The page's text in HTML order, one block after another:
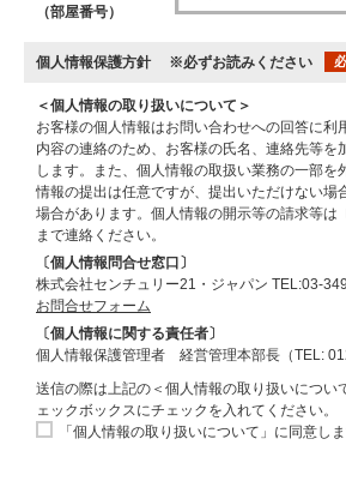
（部屋番号）
個人情報保護方針 ※必ずお読みください
＜個人情報の取り扱いについて＞
お客様の個人情報はお問い合わせへの回答に利
内容の連絡のため、お客様の氏名、連絡先等を
します。また、個人情報の取扱い業務の一部を
情報の提出は任意ですが、提出いただけない場
場合があります。個人情報の開示等の請求等は
まで連絡ください。
〔個人情報問合せ窓口〕
株式会社センチュリー21・ジャパン TEL:03-
お問合せフォーム
〔個人情報に関する責任者〕
個人情報保護管理者 経営管理本部長（TEL:
送信の際は上記の＜個人情報の取り扱いについ
ェックボックスにチェックを入れてください。
「個人情報の取り扱いについて」に同意しま